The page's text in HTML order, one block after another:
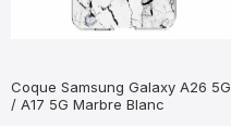
Coque Samsung Galaxy A26 5G
/ A17 5G Marbre Blanc